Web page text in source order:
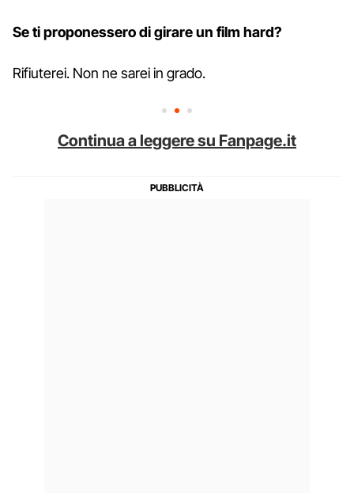
Se ti proponessero di girare un film hard?
Rifiuterei. Non ne sarei in grado.
Continua a leggere su Fanpage.it